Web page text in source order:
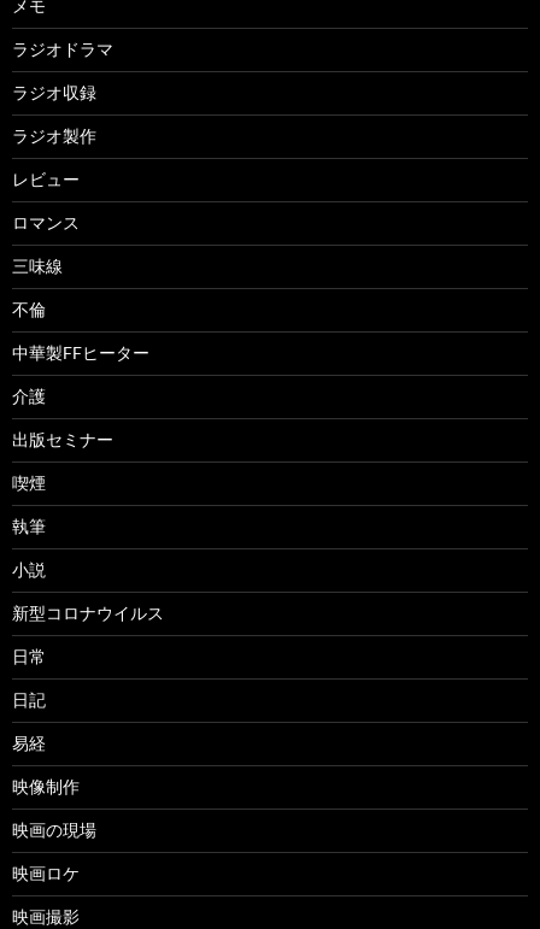
メモ
ラジオドラマ
ラジオ収録
ラジオ製作
レビュー
ロマンス
三味線
不倫
中華製FFヒーター
介護
出版セミナー
喫煙
執筆
小説
新型コロナウイルス
日常
日記
易経
映像制作
映画の現場
映画ロケ
映画撮影